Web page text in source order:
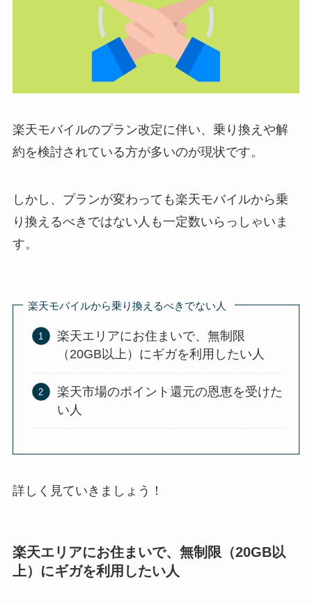
楽天モバイルのプラン改定に伴い、乗り換えや解
約を検討されている方が多いのが現状です。
しかし、プランが変わっても楽天モバイルから乗
り換えるべきではない人も一定数いらっしゃいま
す。
楽天モバイルから乗り換えるべきでない人
楽天エリアにお住まいで、無制限
（20GB以上）にギガを利用したい人
楽天市場のポイント還元の恩恵を受けた
い人
詳しく見ていきましょう！
楽天エリアにお住まいで、無制限（20GB以
上）にギガを利用したい人